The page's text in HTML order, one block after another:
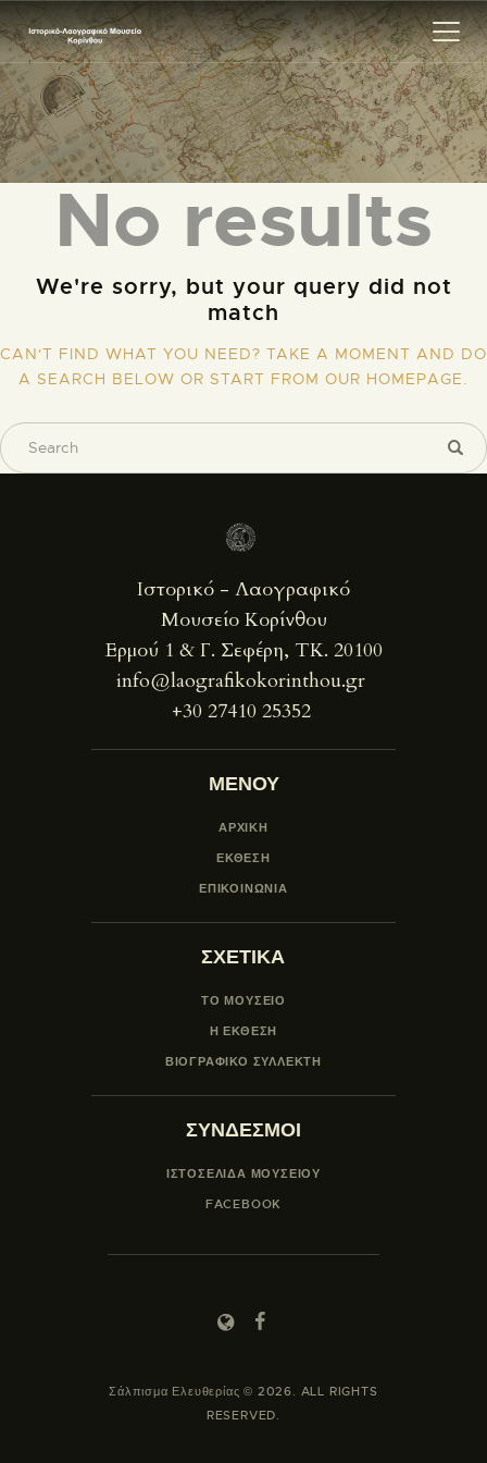
ΑΡΧΙΚΗ
ΕΚΘΕΣΗ
ΣΧΕΤΙΚΑ
ΕΠΙΚΟΙΝΩΝΊΑ
No results
We're sorry, but your query did not
match
CAN'T FIND WHAT YOU NEED? TAKE A MOMENT AND DO
A SEARCH BELOW OR START FROM OUR HOMEPAGE.
Ιστορικό - Λαογραφικό
Μουσείο Κορίνθου
Ερμού 1 & Γ. Σεφέρη, ΤΚ. 20100
info@laografikokorinthou.gr
+30 27410 25352
ΜΕΝΟΥ
ΑΡΧΙΚΗ
ΕΚΘΕΣΗ
ΕΠΙΚΟΙΝΩΝΙΑ
ΣΧΕΤΙΚΑ
ΤΟ ΜΟΥΣΕΙΟ
Η ΕΚΘΕΣΗ
ΒΙΟΓΡΑΦΙΚΟ ΣΥΛΛΕΚΤΗ
ΣΥΝΔΕΣΜΟΙ
ΙΣΤΟΣΕΛΙΔΑ ΜΟΥΣΕΊΟΥ
FACEBOOK
Σάλπισμα Ελευθερίας © 2026. ALL RIGHTS
RESERVED.